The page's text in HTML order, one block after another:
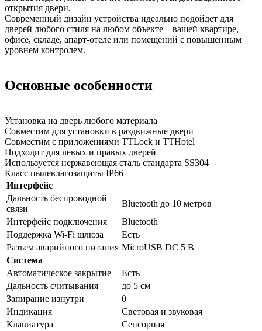
открытия двери.
Современный дизайн устройства идеально подойдет для
дверей любого стиля на любом объекте – вашей квартире,
офисе, складе, апарт-отеле или помещений с повышенным
уровнем контролем.
Основные особенности
Установка на дверь любого материала
Совместим для установки в раздвижные двери
Совместим с приложениями TTLock и TTHotel
Подходит для левых и правых дверей
Используется нержавеющая сталь стандарта SS304
Класс пылевлагозащиты IP66
Интерфейс
Дальность беспроводной
связи
Bluetooth до 10 метров
Интерфейс подключения
Bluetooth
Поддержка Wi-Fi шлюза
Есть
Разъем аварийного питания MicroUSB DC 5 В
Система
Автоматическое закрытие
Есть
Дальность считывания
до 5 см
Запирание изнутри
0
Индикация
Световая и звуковая
Клавиатура
Сенсорная